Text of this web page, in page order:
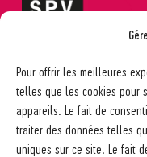
Pour offrir les meilleures
telles que les cookies pour
appareils. Le fait de
traiter des données telles
uniques sur ce site. Le fait
Ch. des Allinges 2
1006 Lausanne
021 617 65 59
info@spv-vd.ch